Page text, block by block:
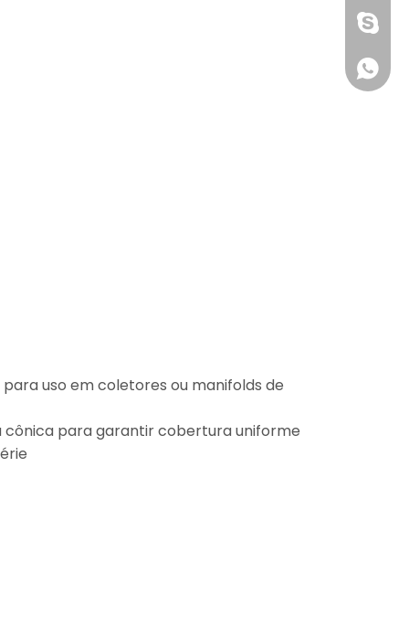
uso em coletores ou manifolds de
cônica para garantir cobertura uniforme